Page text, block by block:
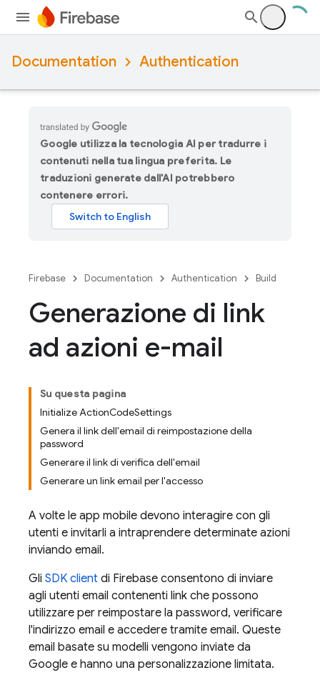
Documentation Authentication
Google utilizza la tecnologia AI per tradurre i
contenuti nella tua lingua preferita. Le
traduzioni generate dall'AI potrebbero
contenere errori.
Firebase Documentation Authentication Build
Generazione di link
ad azioni e-mail
Su questa pagina
Initialize ActionCodeSettings
Genera il link dell'email di reimpostazione della
password
Generare il link di verifica dell'email
Generare un link email per l'accesso
A volte le app mobile devono interagire con gli
utenti e invitarli a intraprendere determinate azioni
inviando email.
Gli SDK client di Firebase consentono di inviare
agli utenti email contenenti link che possono
utilizzare per reimpostare la password, verificare
l'indirizzo email e accedere tramite email. Queste
email basate su modelli vengono inviate da
Google e hanno una personalizzazione limitata.